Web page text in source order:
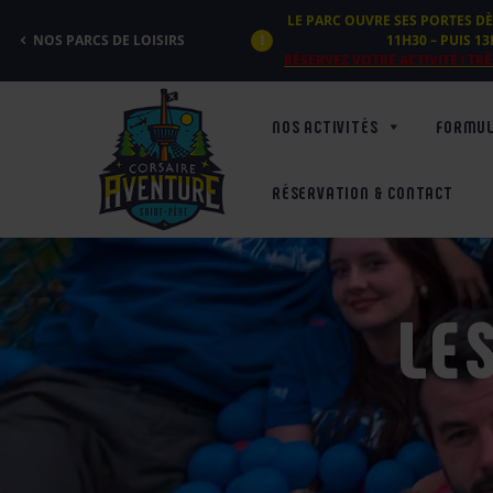
NOS PARCS DE LOISIRS
LE PARC OUVRE SES PORTES
11H30 – PUIS
RÉSERVEZ VOTRE ACTIVITÉ !
NOS ACTIVITÉS
RÉSERVATION & CONTACT